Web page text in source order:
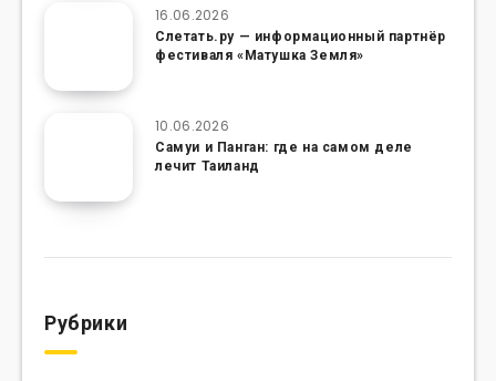
16.06.2026
Слетать.ру — информационный партнёр
фестиваля «Матушка Земля»
10.06.2026
Самуи и Панган: где на самом деле
лечит Таиланд
Рубрики